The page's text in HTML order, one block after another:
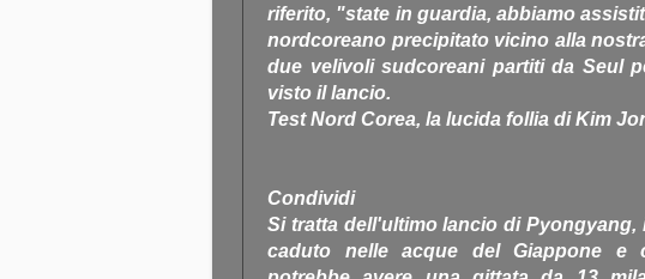
riferito, "state in guardia, abbiamo
nordcoreano precipitato vicino alla
due velivoli sudcoreani partiti da Seul
visto il lancio.
Test Nord Corea, la lucida follia di Kim
Condividi
Si tratta dell'ultimo lancio di Pyongyang,
caduto nelle acque del Giappone e